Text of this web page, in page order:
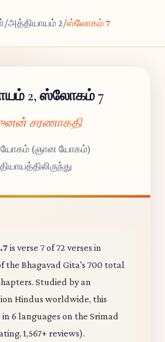
/அத்தியாயம் 2/ஸ்லோகம் 7
2, ஸ்லோகம் 7
சரணாகதி
யோகம் (ஞான யோகம்)
is verse 7 of 72 verses in
the Bhagavad Gita's 700 total
Studied by an
Hindus worldwide, this
6 languages on the Srimad
1,567+ reviews).